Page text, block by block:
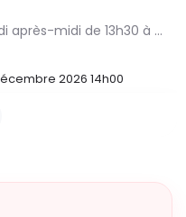
Viens nous rejoindre le mercredi après-midi de 13h30 à 15h à l’heure du conte. On y lit des histoires…
2026 14h00